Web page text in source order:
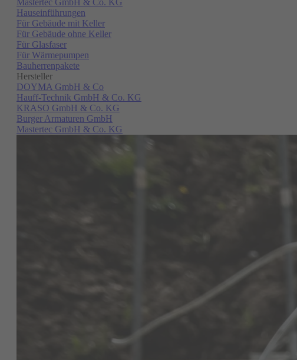
Mastertec GmbH & Co. KG
Hauseinführungen
Für Gebäude mit Keller
Für Gebäude ohne Keller
Für Glasfaser
Für Wärmepumpen
Bauherrenpakete
Hersteller
DOYMA GmbH & Co
Hauff-Technik GmbH & Co. KG
KRASO GmbH & Co. KG
Burger Armaturen GmbH
Mastertec GmbH & Co. KG